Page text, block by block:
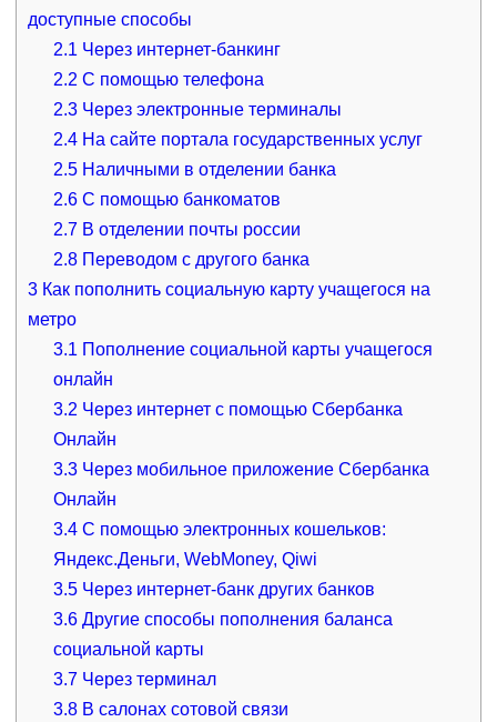
доступные способы
2.1 Через интернет-банкинг
2.2 С помощью телефона
2.3 Через электронные терминалы
2.4 На сайте портала государственных услуг
2.5 Наличными в отделении банка
2.6 С помощью банкоматов
2.7 В отделении почты россии
2.8 Переводом с другого банка
3Как пополнить социальную карту учащегося на
метро
3.1 Пополнение социальной карты учащегося
онлайн
3.2 Через интернет с помощью Сбербанка
Онлайн
3.3 Через мобильное приложение Сбербанка
Онлайн
3.4 С помощью электронных кошельков:
Яндекс.Деньги, WebMoney, Qiwi
3.5 Через интернет-банк других банков
3.6 Другие способы пополнения баланса
социальной карты
3.7 Через терминал
3.8 В салонах сотовой связи